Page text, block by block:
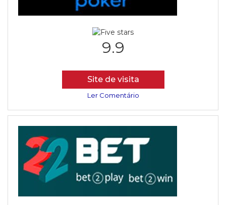
9.9
Site de visita
Ler Comentário